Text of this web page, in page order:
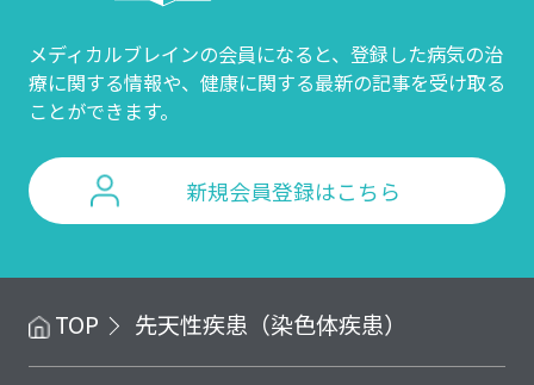
メディカルブレインの会員になると、登録した病気の治
療に関する情報や、 健康に関する最新の記事を受け取る
ことができます。
新規会員登録はこちら
TOP 先天性疾患（染色体疾患）